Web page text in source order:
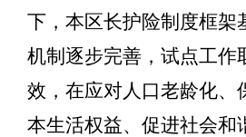
下，本区长护险制度框架
机制逐步完善，试点工作
效，在应对人口老龄化、
本生活权益、促进社会和